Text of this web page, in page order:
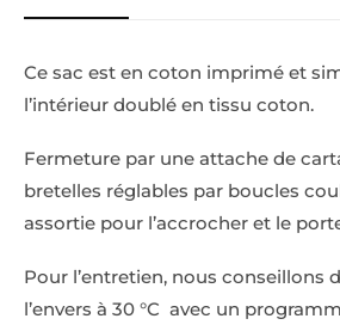
Ce sac est en coton imprimé et
l’intérieur doublé en tissu coton.
Fermeture par une attache de
bretelles réglables par boucles
assortie pour l’accrocher et le
Pour l’entretien, nous conseillons
l’envers à 30 °C avec un